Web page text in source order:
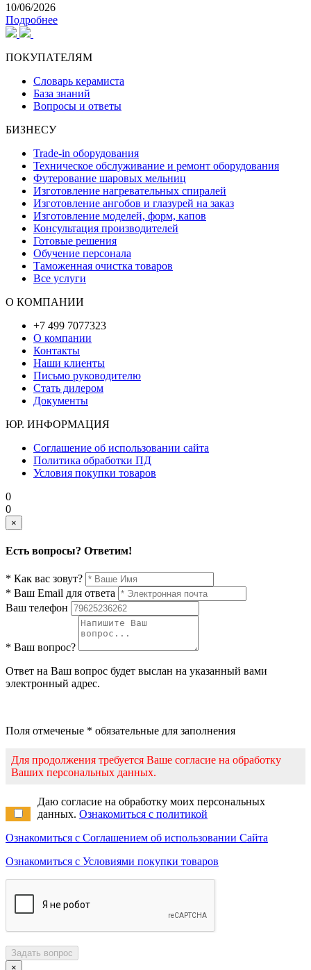
10/06/2026
Подробнее
ПОКУПАТЕЛЯМ
Словарь керамиста
База знаний
Вопросы и ответы
БИЗНЕСУ
Trade-in оборудования
Техническое обслуживание и ремонт оборудования
Футерование шаровых мельниц
Изготовление нагревательных спиралей
Изготовление ангобов и глазурей на заказ
Изготовление моделей, форм, капов
Консультация производителей
Готовые решения
Обучение персонала
Таможенная очистка товаров
Все услуги
О КОМПАНИИ
+7 499 7077323
О компании
Контакты
Наши клиенты
Письмо руководителю
Стать дилером
Документы
ЮР. ИНФОРМАЦИЯ
Соглашение об использовании сайта
Политика обработки ПД
Условия покупки товаров
0
0
×
Есть вопросы? Ответим!
* Как вас зовут?
* Ваш Email для ответа
Ваш телефон
* Ваш вопрос?
Ответ на Ваш вопрос будет выслан на указанный вами
электронный адрес.
Поля отмеченые * обязательные для заполнения
Для продолжения требуется Ваше согласие на обработку
Ваших персональных данных.
Даю согласие на обработку моих персональных
данных. Ознакомиться с политикой
Ознакомиться с Соглашением об использовании Сайта
Ознакомиться с Условиями покупки товаров
Задать вопрос
×